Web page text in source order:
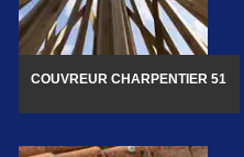
COUVREUR CHARPENTIER 51